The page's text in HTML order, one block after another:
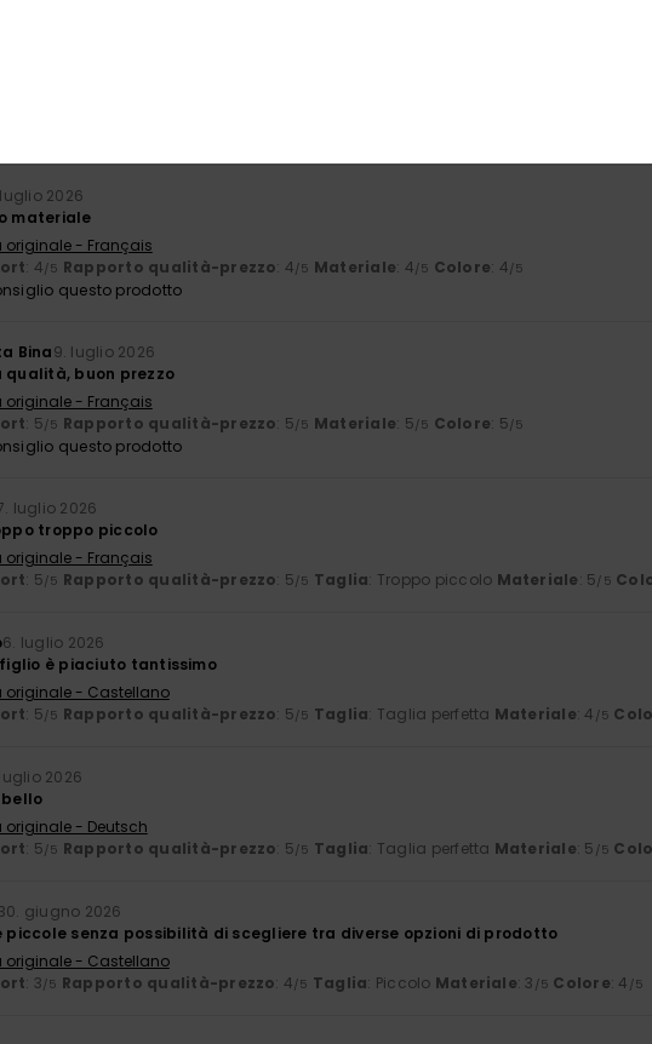
luglio 2026
materiale
originale - Français
: 4/5 Rapporto qualità-prezzo: 4/5 Materiale: 4/5 Colore: 4/5
questo prodotto
Bina9. luglio 2026
qualità, buon prezzo
originale - Français
: 5/5 Rapporto qualità-prezzo: 5/5 Materiale: 5/5 Colore: 5/5
questo prodotto
luglio 2026
troppo piccolo
originale - Français
: 5/5 Rapporto qualità-prezzo: 5/5 Taglia: Troppo piccolo Materiale: 5/5
6. luglio 2026
figlio è piaciuto tantissimo
originale - Castellano
: 5/5 Rapporto qualità-prezzo: 5/5 Taglia: Taglia perfetta Materiale: 4 /5
2026
originale - Deutsch
: 5/5 Rapporto qualità-prezzo: 5/5 Taglia: Taglia perfetta Materiale: 5 /5
30. giugno 2026
piccole senza possibilità di scegliere tra diverse opzioni di prodotto
originale - Castellano
: 3/5 Rapporto qualità-prezzo: 4/5 Taglia: Piccolo Materiale: 3 /5 Colore: 4 /5